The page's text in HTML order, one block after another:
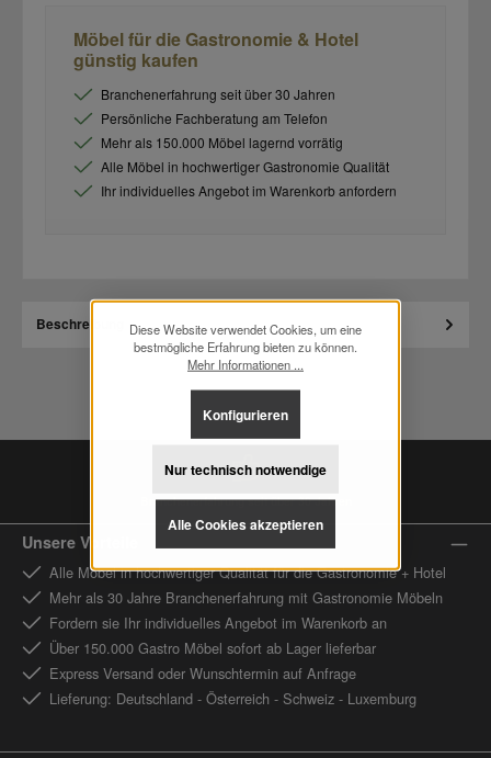
Möbel für die Gastronomie & Hotel
günstig kaufen
Branchenerfahrung seit über 30 Jahren
Persönliche Fachberatung am Telefon
Mehr als 150.000 Möbel lagernd vorrätig
Alle Möbel in hochwertiger Gastronomie Qualität
Ihr individuelles Angebot im Warenkorb anfordern
Beschreibung
Branchenerfahrung seit über 30 Jahren
Unsere Vorteile
Alle Möbel in hochwertiger Qualität für die Gastronomie + Hotel
Mehr als 30 Jahre Branchenerfahrung mit Gastronomie Möbeln
Fordern sie Ihr individuelles Angebot im Warenkorb an
Über 150.000 Gastro Möbel sofort ab Lager lieferbar
Express Versand oder Wunschtermin auf Anfrage
Lieferung: Deutschland - Österreich - Schweiz - Luxemburg
Diese Website verwendet Cookies, um eine
bestmögliche Erfahrung bieten zu können.
Mehr Informationen ...
Nur technisch notwendige
Konfigurieren
Alle Cookies akzeptieren